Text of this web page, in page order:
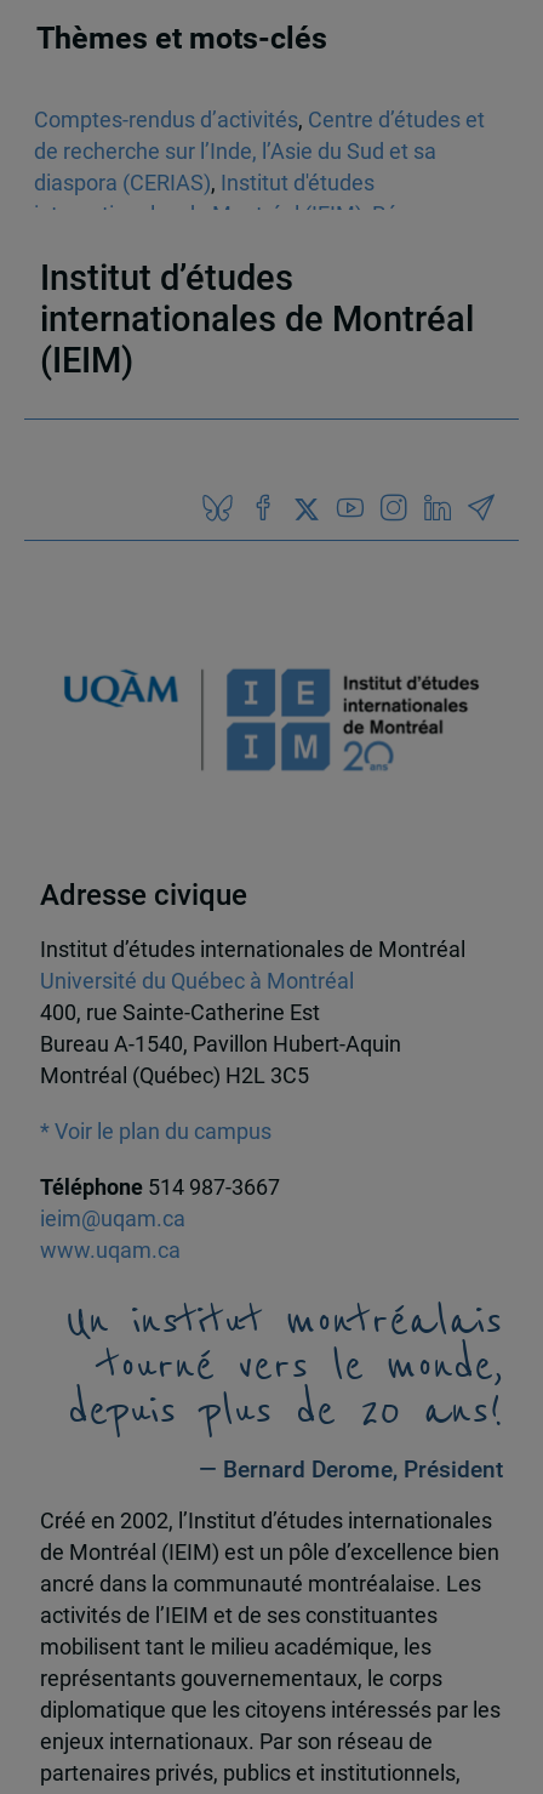
Thèmes et mots-clés
Comptes-rendus d’activités, Centre d’études et
de recherche sur l’Inde, l’Asie du Sud et sa
diaspora (CERIAS), Institut d'études
internationales de Montréal (IEIM) Réseau
Institut d’études
internationales de Montréal
(IEIM)
Adresse civique
Institut d’études internationales de Montréal
Université du Québec à Montréal
400, rue Sainte-Catherine Est
Bureau A-1540, Pavillon Hubert-Aquin
Montréal (Québec) H2L 3C5
* Voir le plan du campus
Téléphone 514 987-3667
ieim@uqam.ca
www.uqam.ca
Un institut montréalais
tourné vers le monde,
depuis plus de 20 ans!
— Bernard Derome, Président
Créé en 2002, l’Institut d’études internationales
de Montréal (IEIM) est un pôle d’excellence bien
ancré dans la communauté montréalaise. Les
activités de l’IEIM et de ses constituantes
mobilisent tant le milieu académique, les
représentants gouvernementaux, le corps
diplomatique que les citoyens intéressés par les
enjeux internationaux. Par son réseau de
partenaires privés, publics et institutionnels,